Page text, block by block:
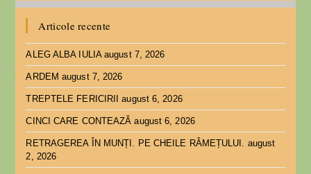
Articole recente
ALEG ALBA IULIA august 7, 2026
ARDEM august 7, 2026
TREPTELE FERICIRII august 6, 2026
CINCI CARE CONTEAZĂ august 6, 2026
RETRAGEREA ÎN MUNȚI. PE CHEILE RÂMEȚULUI. august
2, 2026